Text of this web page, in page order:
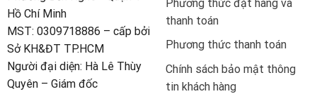
Hồ Chí Minh
MST: 0309718886 – cấp bởi
Sở KH&ĐT TP.HCM
Người đại diện: Hà Lê Thùy
Quyên – Giám đốc
Phương thức đặt hàng và
thanh toán
Phương thức thanh toán
Chính sách bảo mật thông
tin khách hàng